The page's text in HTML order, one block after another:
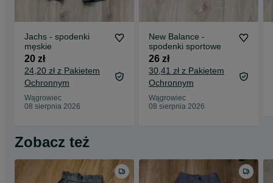
Jachs - spodenki
męskie
20 zł
24,20 zł z Pakietem
Ochronnym
Wągrowiec
08 sierpnia 2026
New Balance -
spodenki sportowe
26 zł
30,41 zł z Pakietem
Ochronnym
Wągrowiec
08 sierpnia 2026
Zobacz też